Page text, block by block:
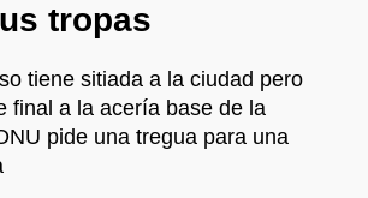
tropas
tiene sitiada a la ciudad pero
final a la acería base de la
pide una tregua para una